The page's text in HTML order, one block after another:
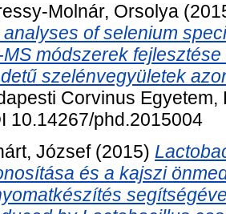
Molnár, Orsolya
analyses of selenium
MS módszerek
szelénvegyületek
Corvinus
10.14267/phd.2015004
József(2015)
és a kajszi